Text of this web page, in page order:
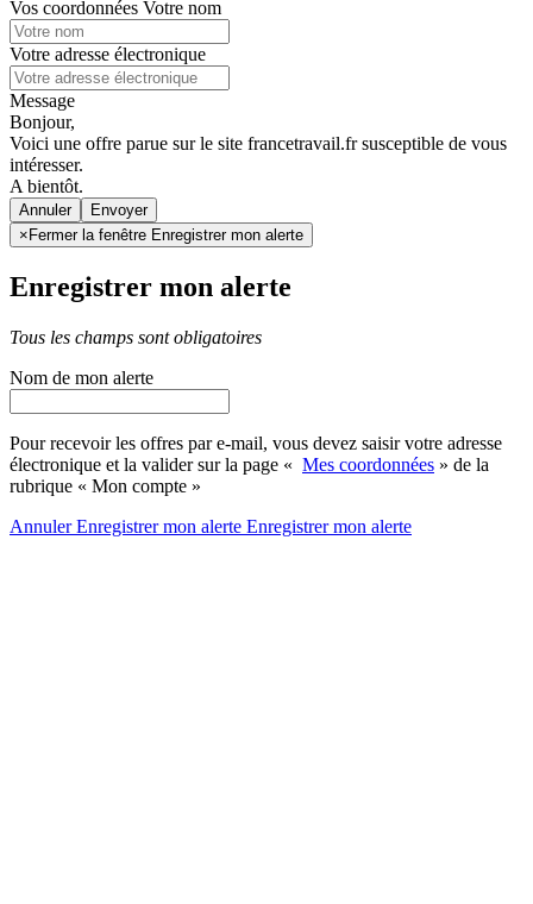
Vos coordonnées Votre nom
Votre adresse électronique
Message
Bonjour,
Voici une offre parue sur le site francetravail.fr susceptible de vous
intéresser.
A bientôt.
Annuler
×Fermer la fenêtre Enregistrer mon alerte
Enregistrer mon alerte
Tous les champs sont obligatoires
Nom de mon alerte
Pour recevoir les offres par e-mail, vous devez saisir votre adresse
électronique et la valider sur la page « Mes coordonnées » de la
rubrique « Mon compte »
AnnulerEnregistrer mon alerte Enregistrermon alerte